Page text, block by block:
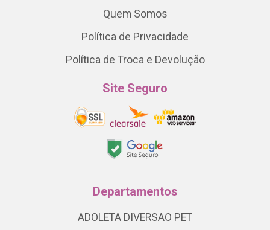
Quem Somos
Política de Privacidade
Política de Troca e Devolução
Site Seguro
Departamentos
ADOLETA DIVERSAO PET